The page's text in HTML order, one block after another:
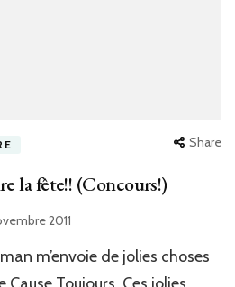
Share
la fête!! (Concours!)
2011
m’envoie de jolies choses